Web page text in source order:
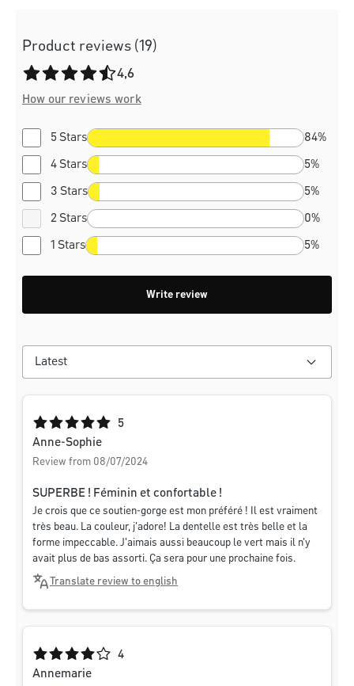
Product reviews (19)
Average rating of 4.6 out of 5 stars
4,6
How our reviews work
5 Stars 84%
4 Stars 5%
3 Stars 5%
2 Stars 0%
1 Stars 5%
Write review
Average rating of 5 out of 5 stars
5
Anne-Sophie
Review from 08/07/2024
SUPERBE ! Féminin et confortable !
Je crois que ce soutien-gorge est mon préféré ! Il est vraiment
très beau. La couleur, j'adore! La dentelle est très belle et la
forme impeccable. J'aimais aussi beaucoup le vert mais il n'y
avait plus de bas assorti. Ça sera pour une prochaine fois.
Translate review to english
Average rating of 4 out of 5 stars
4
Annemarie